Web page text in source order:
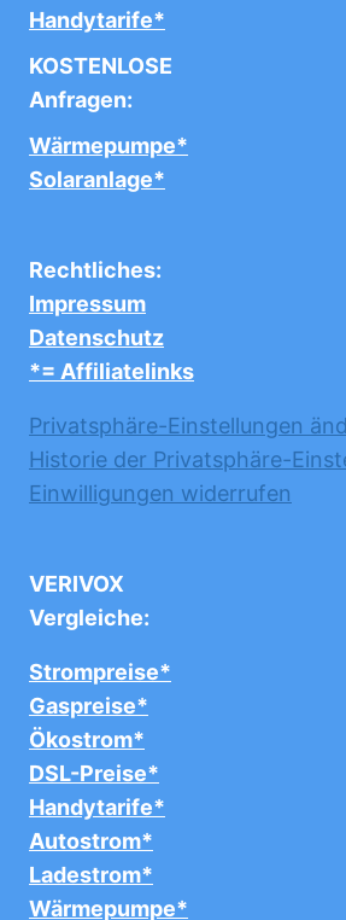
Handytarife*
KOSTENLOSE
Anfragen:
Wärmepumpe*
Solaranlage*
Rechtliches:
Impressum
Datenschutz
*= Affiliatelinks
Privatsphäre-Einstellungen
Historie der Privatsphäre-
Einwilligungen widerrufen
VERIVOX
Vergleiche:
Strompreise*
Gaspreise*
Ökostrom*
DSL-Preise*
Handytarife*
Autostrom*
Ladestrom*
Wärmepumpe*